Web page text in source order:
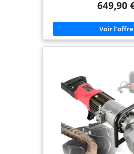
performances robustes. Boîte
rangement résistante aux
accueillir la machine et divers
facile à transporter et à
endroits. Large gamme de
moyenne en carbone, à faible
rondes et filetées.
en PVC léger, conçu pour le
utilisation prolongée. Le
maniable minimise la fatigue
utilisation prolongée. Pliage à
Les crochets à haute
garantissent des
terme. Équipé d'un bouton
tirez simplement sur la vanne
réinitialiser en toute sécurité
649,90